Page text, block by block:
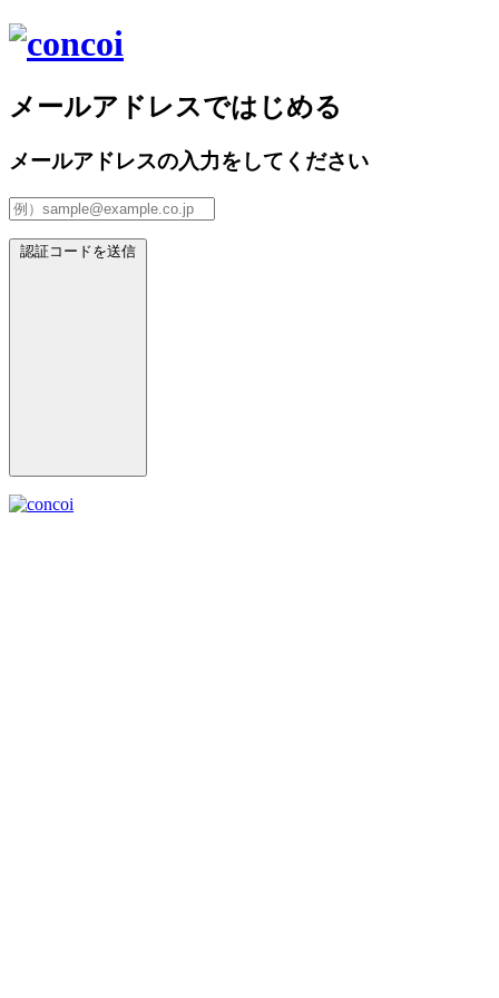
メールアドレスではじめる
メールアドレスの入力をしてください
認証コードを送信